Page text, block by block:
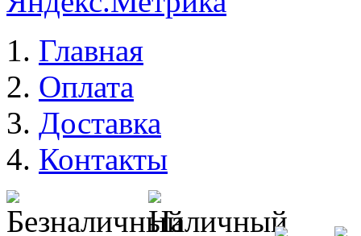
Главная
Оплата
Доставка
Контакты